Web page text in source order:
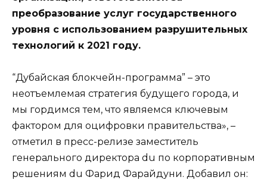
преобразование услуг государственного
уровня с использованием разрушительных
технологий к 2021 году.
“Дубайская блокчейн-программа” – это
неотъемлемая стратегия будущего города, и
мы гордимся тем, что являемся ключевым
фактором для оцифровки правительства», –
отметил в пресс-релизе заместитель
генерального директора du по корпоративным
решениям du Фарид Фарайдуни. Добавил он: